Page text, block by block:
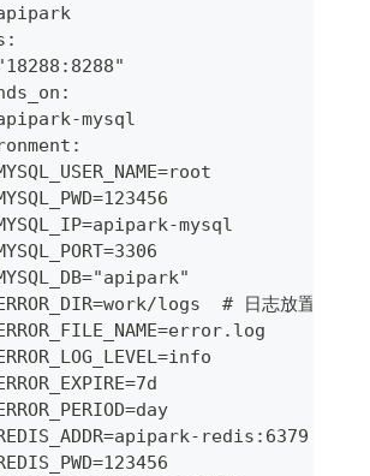
mysql
mysql
logs  # 日志放置目录
#
#
redis:6379